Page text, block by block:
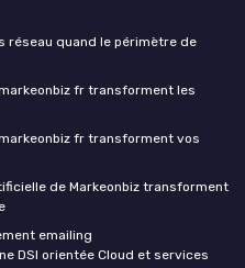
réseau quand le périmètre de
fr transforment les
fr transforment vos
de Markeonbiz transforment
emailing
DSI orientée Cloud et services